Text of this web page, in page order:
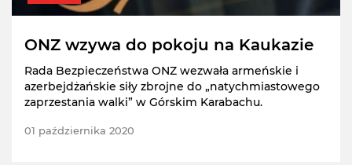
ONZ wzywa do pokoju na Kaukazie
Rada Bezpieczeństwa ONZ wezwała armeńskie i
azerbejdżańskie siły zbrojne do „natychmiastowego
zaprzestania walki” w Górskim Karabachu.
01 października 2020